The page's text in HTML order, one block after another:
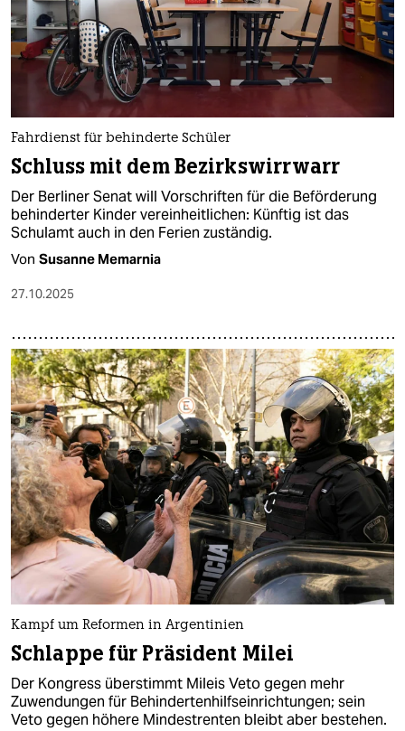
Fahrdienst für behinderte Schü­le­r
Schluss mit dem Bezirkswirrwarr
Der Berliner Senat will Vorschriften für die Beförderung
behinderter Kinder vereinheitlichen: Künftig ist das
Schulamt auch in den Ferien zuständig.
Von Susanne Memarnia
27.10.2025
Kampf um Reformen in Argentinien
Schlappe für Präsident Milei
Der Kongress überstimmt Mileis Veto gegen mehr
Zuwendungen für Behindertenhilfseinrichtungen; sein
Veto gegen höhere Mindestrenten bleibt aber bestehen.